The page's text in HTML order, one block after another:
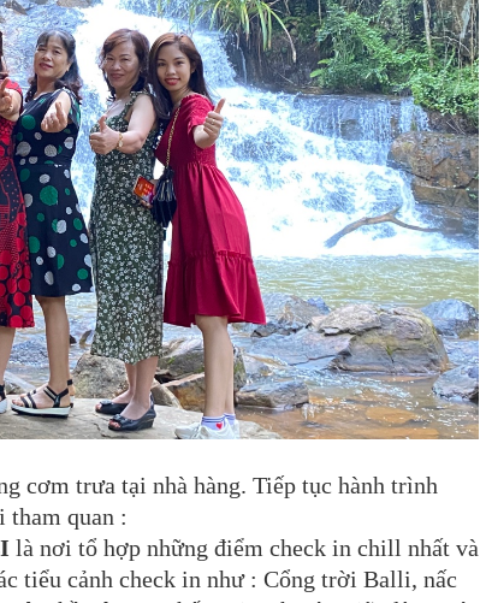
cơm trưa tại nhà hàng. Tiếp tục hành trình
tham quan :
là nơi tổ hợp những điểm check in chill nhất và
tiểu cảnh check in như : Cổng trời Balli, nấc